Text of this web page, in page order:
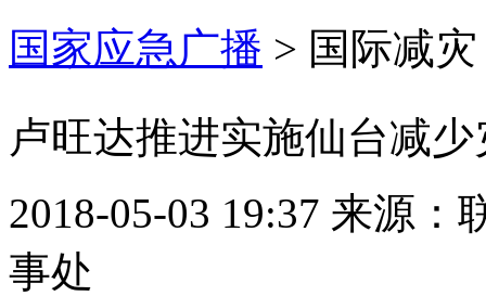
国家应急广播 > 国际减灾
卢旺达推进实施仙台减
2018-05-03 19:37 来源：
事处